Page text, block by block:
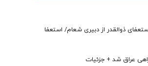
ذوالقدر از دبیری شعام/ استعفا
عراق شد + جزئیات